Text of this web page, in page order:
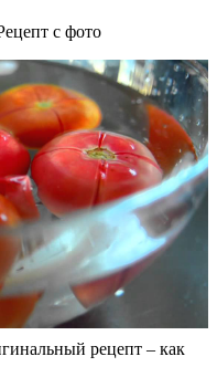
рецепт – как